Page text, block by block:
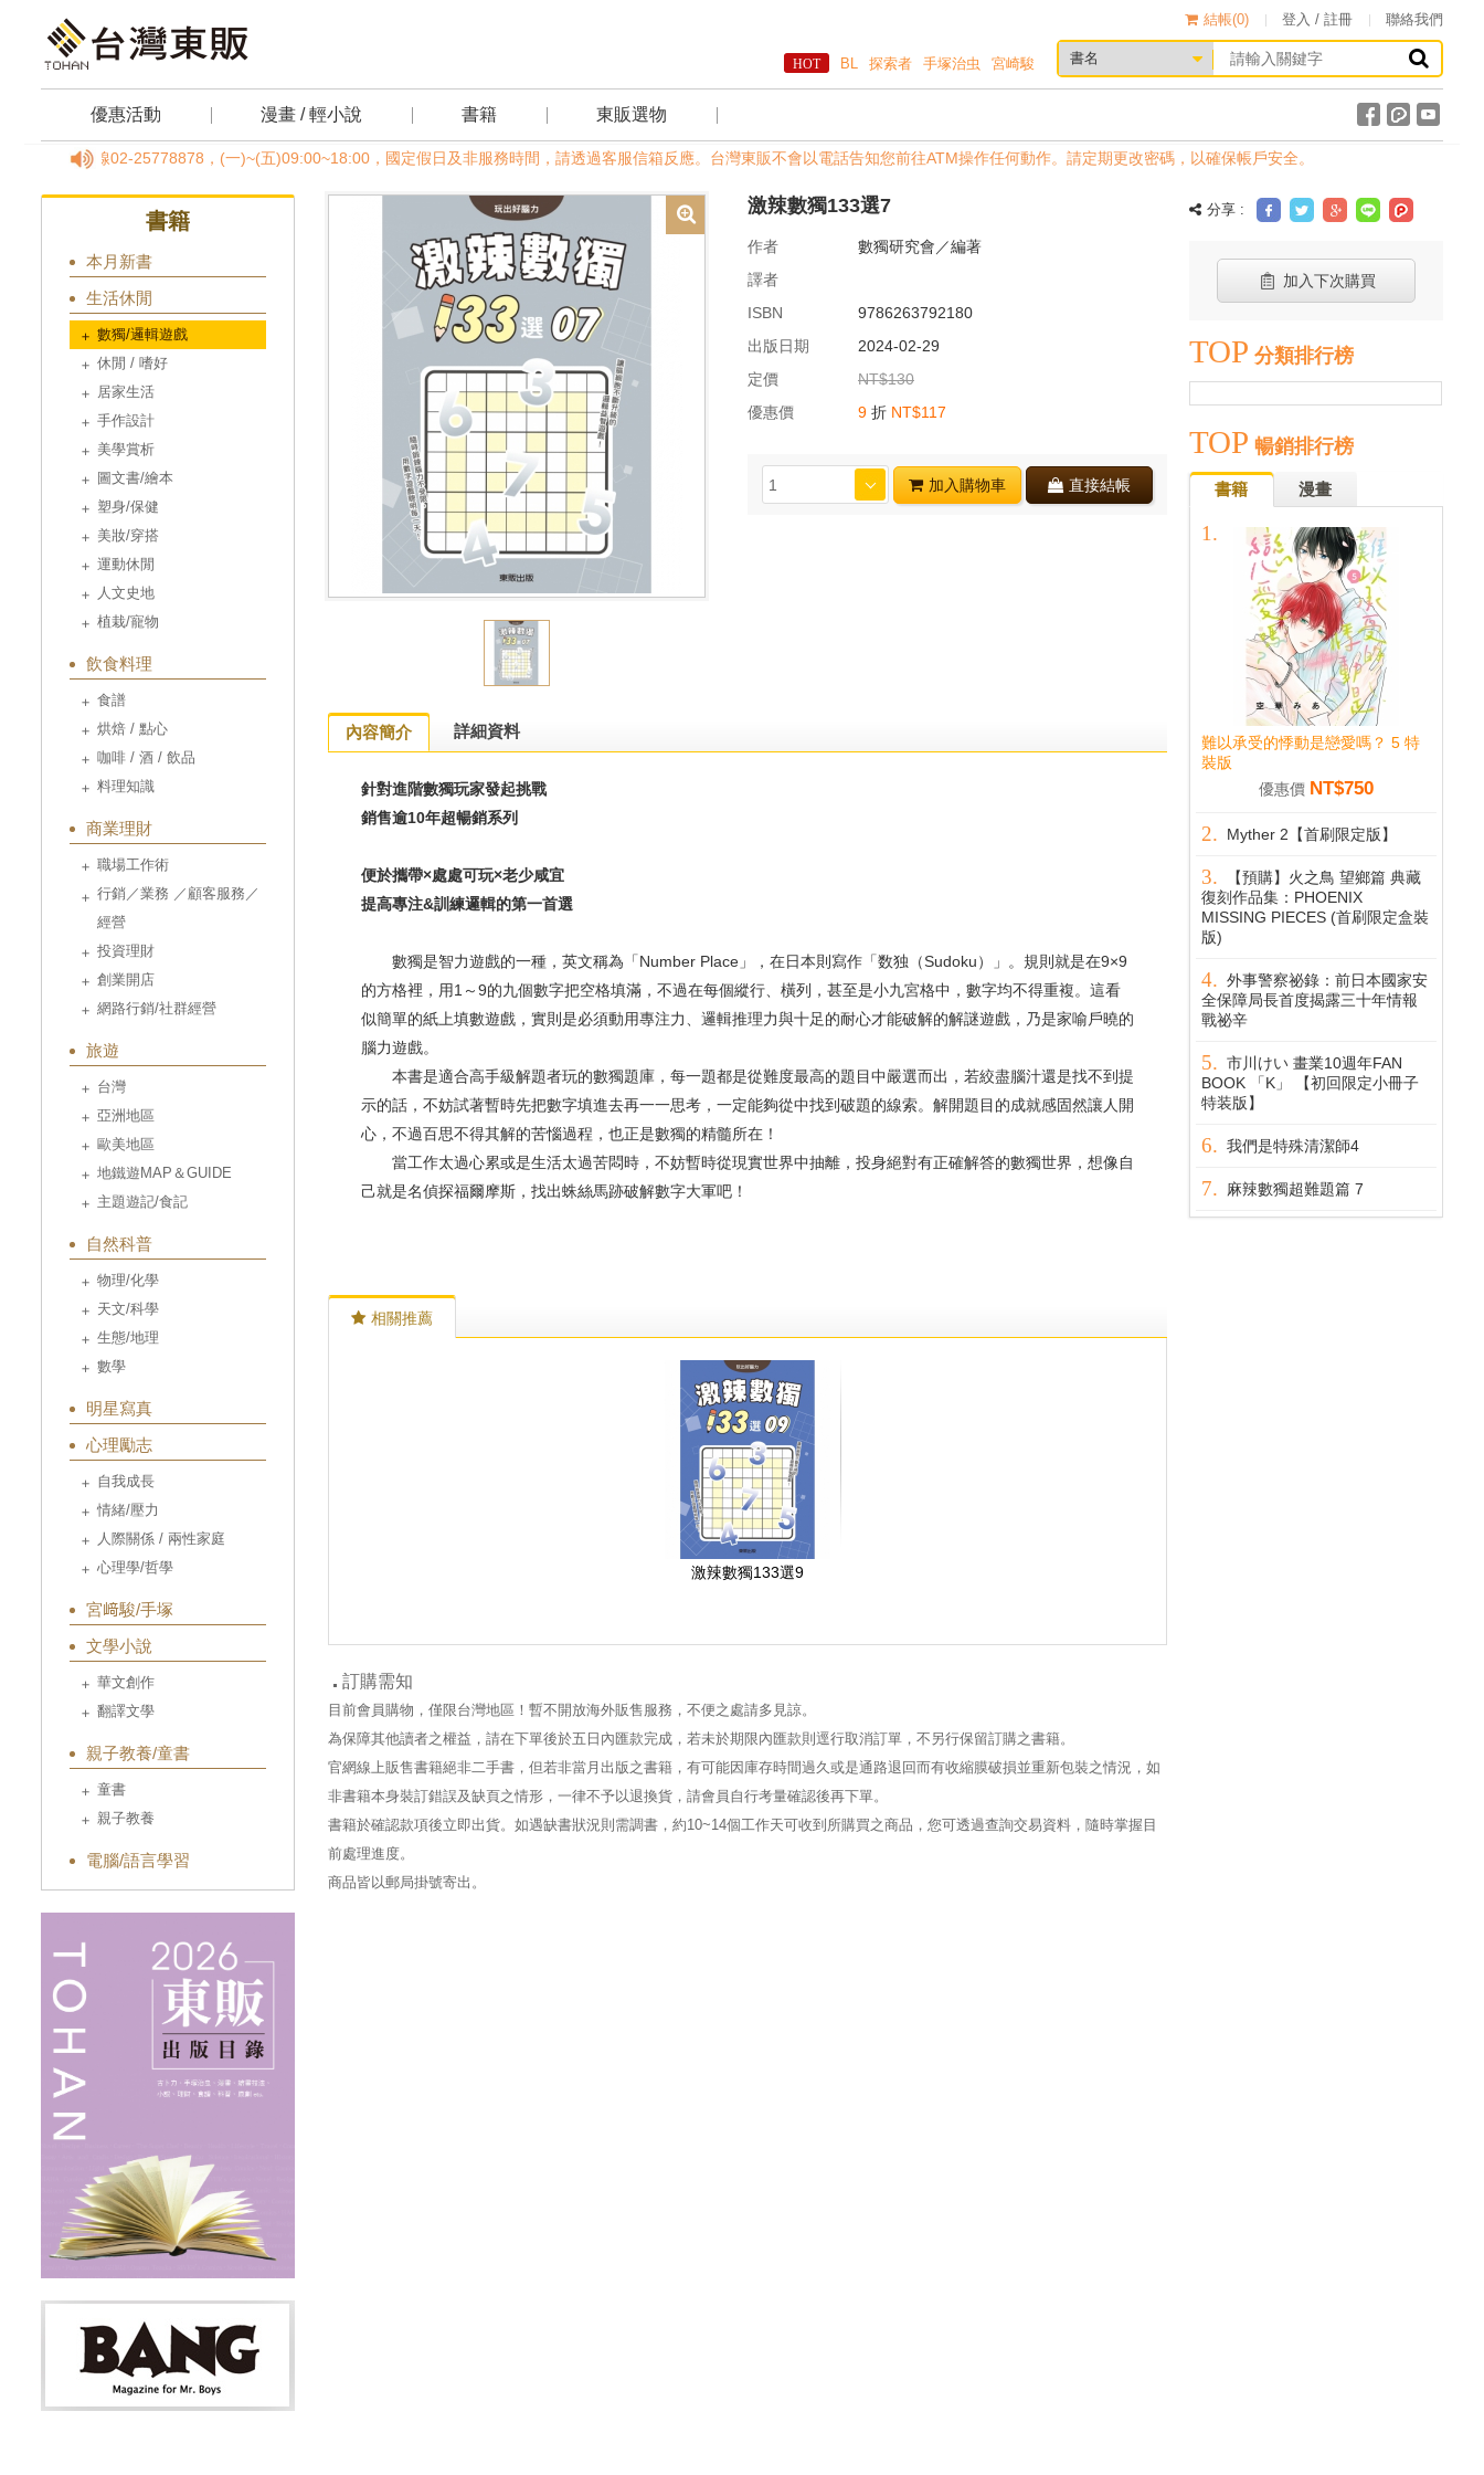
結帳(0) 登入 / 註冊 聯絡我們
BL 探索者 手塚治虫 宮崎駿
優惠活動 漫畫 / 輕小說 書籍 東販選物
服專線02-25778878，(一)~(五)09:00~18:00，國定假日及非服務時間，請透過客服信箱反應。台灣東販不會以電話告知您前往ATM操作任何動作。請定期更改密碼，以確保帳戶安全。
書籍
本月新書
生活休閒
數獨/邏輯遊戲
休閒 / 嗜好
居家生活
手作設計
美學賞析
圖文書/繪本
塑身/保健
美妝/穿搭
運動休閒
人文史地
植栽/寵物
飲食料理
食譜
烘焙 / 點心
咖啡 / 酒 / 飲品
料理知識
商業理財
職場工作術
行銷／業務 ／顧客服務／
經營
投資理財
創業開店
網路行銷/社群經營
旅遊
台灣
亞洲地區
歐美地區
地鐵遊MAP＆GUIDE
主題遊記/食記
自然科普
物理/化學
天文/科學
生態/地理
數學
明星寫真
心理勵志
自我成長
情緒/壓力
人際關係 / 兩性家庭
心理學/哲學
宮﨑駿/手塚
文學小說
華文創作
翻譯文學
親子教養/童書
童書
親子教養
電腦/語言學習
激辣數獨133選7
作者
數獨研究會／編著
譯者
ISBN
9786263792180
出版日期
2024-02-29
定價
NT$130
優惠價
9 折 NT$117
加入購物車 直接結帳
內容簡介 詳細資料
針對進階數獨玩家發起挑戰
銷售逾10年超暢銷系列
便於攜帶×處處可玩×老少咸宜
提高專注&訓練邏輯的第一首選
數獨是智力遊戲的一種，英文稱為「Number Place」，在日本則寫作「数独（Sudoku）」。規則就是在9×9
的方格裡，用1～9的九個數字把空格填滿，不過在每個縱行、橫列，甚至是小九宮格中，數字均不得重複。這看
似簡單的紙上填數遊戲，實則是必須動用專注力、邏輯推理力與十足的耐心才能破解的解謎遊戲，乃是家喻戶曉的
腦力遊戲。
本書是適合高手級解題者玩的數獨題庫，每一題都是從難度最高的題目中嚴選而出，若絞盡腦汁還是找不到提
示的話，不妨試著暫時先把數字填進去再一一思考，一定能夠從中找到破題的線索。解開題目的成就感固然讓人開
心，不過百思不得其解的苦惱過程，也正是數獨的精髓所在！
當工作太過心累或是生活太過苦悶時，不妨暫時從現實世界中抽離，投身絕對有正確解答的數獨世界，想像自
己就是名偵探福爾摩斯，找出蛛絲馬跡破解數字大軍吧！
相關推薦
激辣數獨133選9
訂購需知
目前會員購物，僅限台灣地區！暫不開放海外販售服務，不便之處請多見諒。
為保障其他讀者之權益，請在下單後於五日內匯款完成，若未於期限內匯款則逕行取消訂單，不另行保留訂購之書籍。
官網線上販售書籍絕非二手書，但若非當月出版之書籍，有可能因庫存時間過久或是通路退回而有收縮膜破損並重新包裝之情況，如
非書籍本身裝訂錯誤及缺頁之情形，一律不予以退換貨，請會員自行考量確認後再下單。
書籍於確認款項後立即出貨。如遇缺書狀況則需調書，約10~14個工作天可收到所購買之商品，您可透過查詢交易資料，隨時掌握目
前處理進度。
商品皆以郵局掛號寄出。
分享 :
加入下次購買
TOP 分類排行榜
TOP 暢銷排行榜
書籍 漫畫
難以承受的悸動是戀愛嗎？ 5 特
裝版
優惠價 NT$750
Myther 2【首刷限定版】
【預購】火之鳥 望鄉篇 典藏
復刻作品集：PHOENIX
MISSING PIECES (首刷限定盒裝
版)
外事警察祕錄：前日本國家安
全保障局長首度揭露三十年情報
戰祕辛
市川けい 畫業10週年FAN
BOOK 「K」 【初回限定小冊子
特装版】
我們是特殊清潔師4
麻辣數獨超難題篇 7